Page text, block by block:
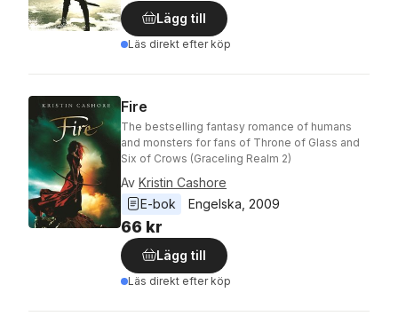
Lägg till
Läs direkt efter köp
Fire
The bestselling fantasy romance of humans
and monsters for fans of Throne of Glass and
Six of Crows (Graceling Realm 2)
Av Kristin Cashore
E-bok
Engelska 2009
66 kr
Lägg till
Läs direkt efter köp